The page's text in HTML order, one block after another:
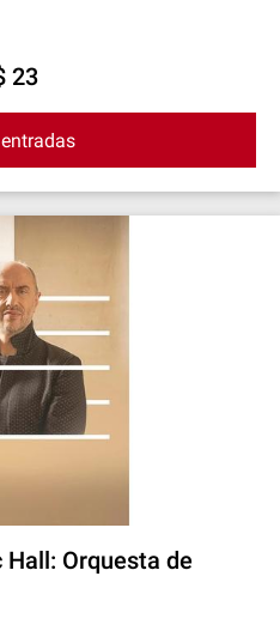
23
Orquesta de